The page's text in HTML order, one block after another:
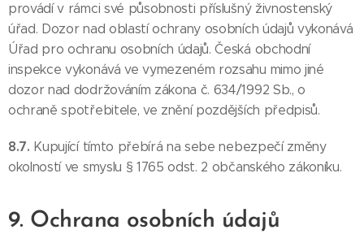
provádí v rámci své působnosti příslušný živnostenský
úřad. Dozor nad oblastí ochrany osobních údajů vykonává
Úřad pro ochranu osobních údajů. Česká obchodní
inspekce vykonává ve vymezeném rozsahu mimo jiné
dozor nad dodržováním zákona č. 634/1992 Sb., o
ochraně spotřebitele, ve znění pozdějších předpisů.
8.7. Kupující tímto přebírá na sebe nebezpečí změny
okolností ve smyslu § 1765 odst. 2 občanského zákoníku.
9. Ochrana osobních údajů